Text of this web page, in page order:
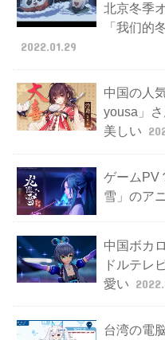
北京冬季
「我们的
2022.01.29
中国の人
yousa」
美しい
ゲームPV
雪」のア
中国ボカ
ドルテレ
愛い
台湾の電